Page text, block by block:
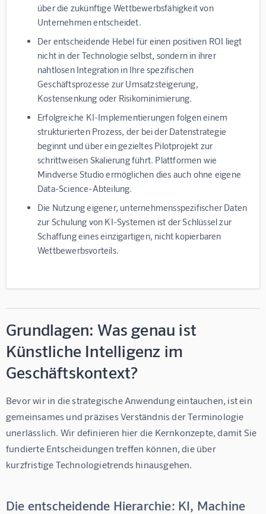
über die zukünftige Wettbewerbsfähigkeit von
Unternehmen entscheidet.
Der entscheidende Hebel für einen positiven ROI liegt
nicht in der Technologie selbst, sondern in ihrer
nahtlosen Integration in Ihre spezifischen
Geschäftsprozesse zur Umsatzsteigerung,
Kostensenkung oder Risikominimierung.
Erfolgreiche KI-Implementierungen folgen einem
strukturierten Prozess, der bei der Datenstrategie
beginnt und über ein gezieltes Pilotprojekt zur
schrittweisen Skalierung führt. Plattformen wie
Mindverse Studio ermöglichen dies auch ohne eigene
Data-Science-Abteilung.
Die Nutzung eigener, unternehmensspezifischer Daten
zur Schulung von KI-Systemen ist der Schlüssel zur
Schaffung eines einzigartigen, nicht kopierbaren
Wettbewerbsvorteils.
Grundlagen: Was genau ist
Künstliche Intelligenz im
Geschäftskontext?
Bevor wir in die strategische Anwendung eintauchen, ist ein
gemeinsames und präzises Verständnis der Terminologie
unerlässlich. Wir definieren hier die Kernkonzepte, damit Sie
fundierte Entscheidungen treffen können, die über
kurzfristige Technologietrends hinausgehen.
Die entscheidende Hierarchie: KI, Machine